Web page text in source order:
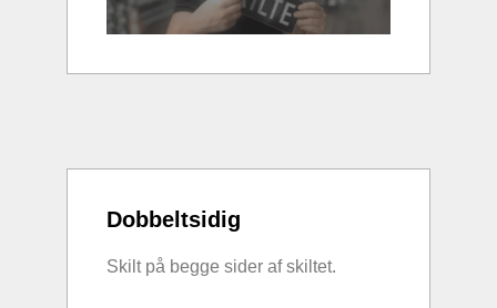
Dobbeltsidig
Skilt på begge sider af skiltet.